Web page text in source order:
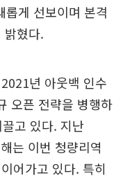
롭게 선보이며 본격
밝혔다.
년 아웃백 인수
오픈 전략을 병행하
고 있다. 지난
는 이번 청량리역
어가고 있다. 특히